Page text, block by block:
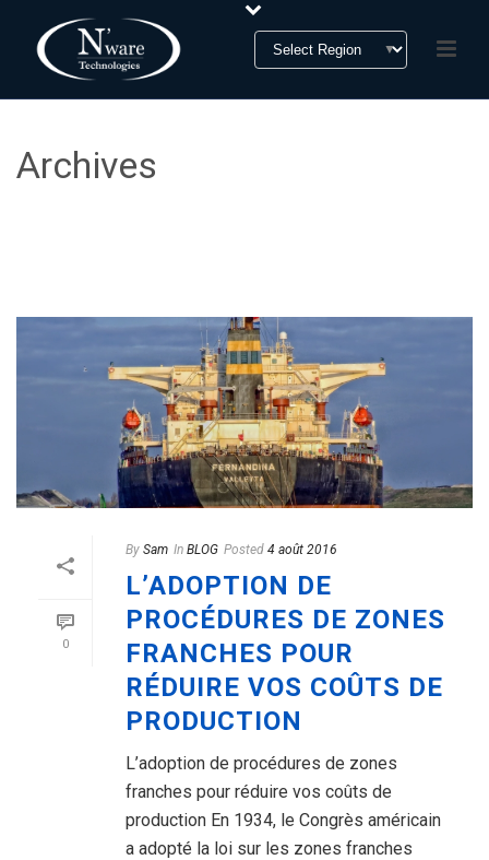
Archives
0
By Sam In BLOG Posted 4 août 2016
L’ADOPTION DE
PROCÉDURES DE ZONES
FRANCHES POUR
RÉDUIRE VOS COÛTS DE
PRODUCTION
L’adoption de procédures de zones
franches pour réduire vos coûts de
production En 1934, le Congrès américain
a adopté la loi sur les zones franches